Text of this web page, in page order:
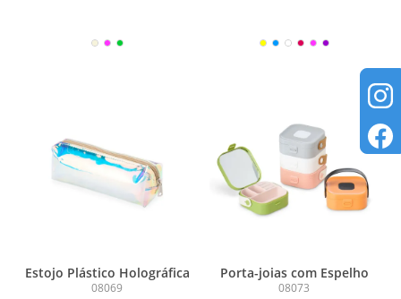
Estojo Plástico Holográfica
08069
Porta-joias com Espelho
08073